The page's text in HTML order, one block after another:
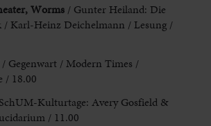
Worms / Gunter Heiland: Die
/ Karl-Heinz Deichelmann / Lesung /
/ Gegenwart / Modern Times /
/ 18.00
Kulturtage: Avery Gosfield &
/ 11.00